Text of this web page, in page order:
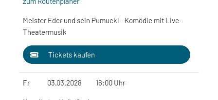
Meister Eder und sein Pumuckl - Komödie mit Live-
Theatermusik
Tickets kaufen
Fr 03.03.2028 16:00 Uhr